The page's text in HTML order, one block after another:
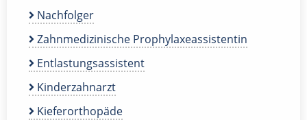
Nachfolger
Zahnmedizinische Prophylaxeassistentin
Entlastungsassistent
Kinderzahnarzt
Kieferorthopäde